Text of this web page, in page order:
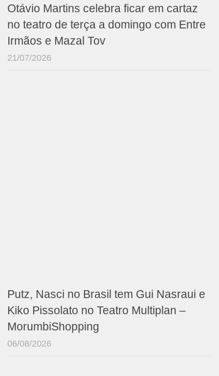
Otávio Martins celebra ficar em cartaz
no teatro de terça a domingo com Entre
Irmãos e Mazal Tov
21/07/2026
Putz, Nasci no Brasil tem Gui Nasraui e
Kiko Pissolato no Teatro Multiplan –
MorumbiShopping
06/08/2026